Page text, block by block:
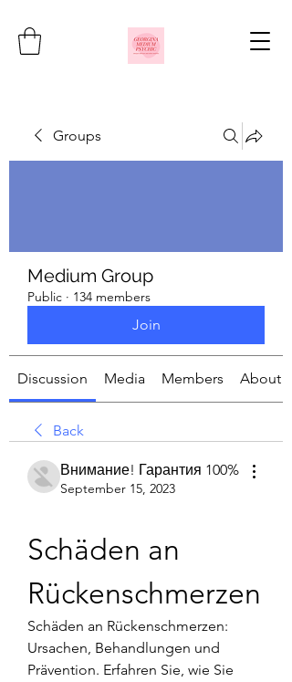
Groups
Medium Group
Public · 134 members
Join
Discussion Media Members About
Back
Внимание! Гарантия 100%
September 15, 2023
Schäden an
Rückenschmerzen
Schäden an Rückenschmerzen:
Ursachen, Behandlungen und
Prävention. Erfahren Sie, wie Sie